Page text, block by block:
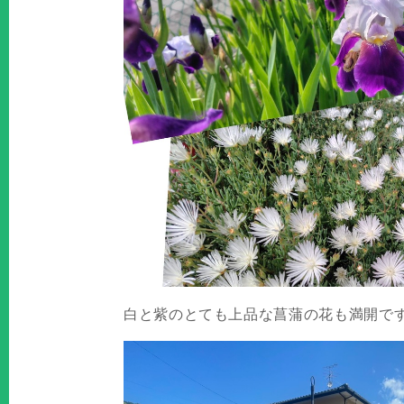
白と紫のとても上品な菖蒲の花も満開で